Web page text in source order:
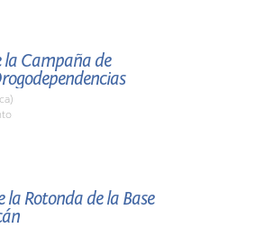
la Campaña de
Rotonda de la Base